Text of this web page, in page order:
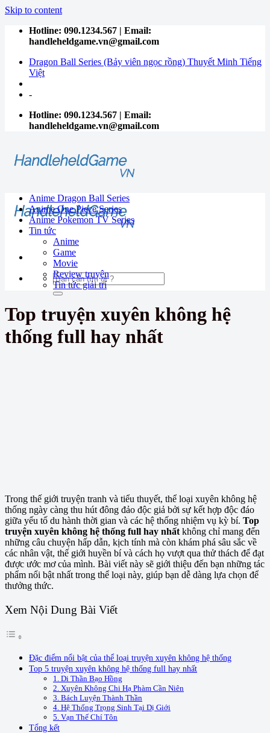
Skip to content
Hotline: 090.1234.567 | Email:
handleheldgame.vn@gmail.com
Dragon Ball Series (Bảy viên ngọc rồng) Thuyết Minh Tiếng
Việt
-
Hotline: 090.1234.567 | Email:
handleheldgame.vn@gmail.com
Anime Dragon Ball Series
Anime One Piece Series
Anime Pokemon TV Series
Tin tức
Anime
Game
Movie
Review truyện
Tin tức giải trí
Top truyện xuyên không hệ
thống full hay nhất
Trong thế giới truyện tranh và tiểu thuyết, thể loại xuyên không hệ
thống ngày càng thu hút đông đảo độc giả bởi sự kết hợp độc đáo
giữa yếu tố du hành thời gian và các hệ thống nhiệm vụ kỳ bí. Top
truyện xuyên không hệ thống full hay nhấtkhông chỉ mang đến
những câu chuyện hấp dẫn, kịch tính mà còn khám phá sâu sắc về
các nhân vật, thế giới huyền bí và cách họ vượt qua thử thách để đạt
được ước mơ của mình. Bài viết này sẽ giới thiệu đến bạn những tác
phẩm nổi bật nhất trong thể loại này, giúp bạn dễ dàng lựa chọn để
thưởng thức.
Xem Nội Dung Bài Viết
Đặc điểm nổi bật của thể loại truyện xuyên không hệ thống
Top 5 truyện xuyên không hệ thống full hay nhất
1. Di Thần Bạo Hồng
2. Xuyên Không Chi Hạ Phàm Cần Niên
3. Bách Luyện Thành Thần
4. Hệ Thống Trọng Sinh Tại Dị Giới
5. Vạn Thế Chí Tôn
Tổng kết